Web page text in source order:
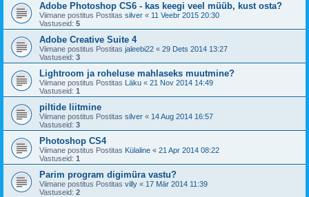
Adobe Photoshop CS6 - kas keegi veel müüb, kust osta?
Viimane postitus Postitas silver « 11 Veebr 2015 20:30
Vastuseid: 5
Adobe Creative Suite 4
Viimane postitus Postitas jaleebi22 « 29 Dets 2014 13:27
Vastuseid: 3
Lightroom ja roheluse mahlaseks muutmine?
Viimane postitus Postitas Läku « 21 Nov 2014 14:49
Vastuseid: 1
piltide liitmine
Viimane postitus Postitas silver « 14 Aug 2014 16:57
Vastuseid: 3
Photoshop CS4
Viimane postitus Postitas Külaline « 21 Apr 2014 08:22
Vastuseid: 1
Parim program digimüra vastu?
Viimane postitus Postitas villy « 17 Mär 2014 11:39
Vastuseid: 2